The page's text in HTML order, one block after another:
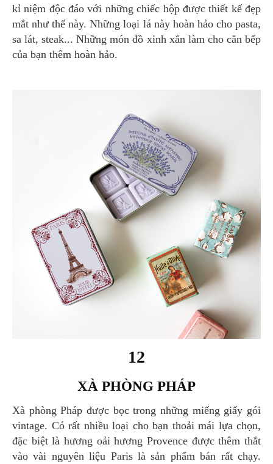
kỉ niệm độc đáo với những chiếc hộp được thiết kế đẹp
mắt như thế này. Những loại lá này hoàn hảo cho pasta,
sa lát, steak... Những món đồ xinh xắn làm cho căn bếp
của bạn thêm hoàn hảo.
12
XÀ PHÒNG PHÁP
Xà phòng Pháp được bọc trong những miếng giấy gói
vintage. Có rất nhiều loại cho bạn thoải mái lựa chọn,
đặc biệt là hương oải hương Provence được thêm thắt
vào vài nguyên liệu Paris là sản phẩm bán rất chạy.